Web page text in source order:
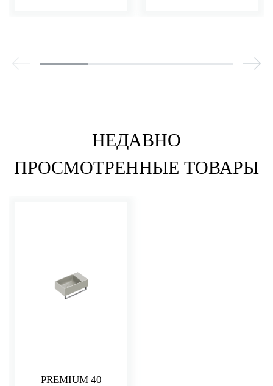
НЕДАВНО
ПРОСМОТРЕННЫЕ ТОВАРЫ
PREMIUM 40